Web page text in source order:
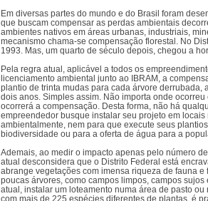
Em diversas partes do mundo e do Brasil foram
que buscam compensar as perdas ambientais
ambientes nativos em áreas urbanas, industriais,
mecanismo chama-se compensação florestal. No
1993. Mas, um quarto de século depois, chegou a
Pela regra atual, aplicável a todos os
licenciamento ambiental junto ao IBRAM, a
plantio de trinta mudas para cada árvore derrubada,
dois anos. Simples assim. Não importa onde
ocorrerá a compensação. Desta forma, não há
empreendedor busque instalar seu projeto em locais
ambientalmente, nem para que execute seus
biodiversidade ou para a oferta de água para a
Ademais, ao medir o impacto apenas pelo número
atual desconsidera que o Distrito Federal está
abrange vegetações com imensa riqueza de fauna e
poucas árvores, como campos limpos, campos
atual, instalar um loteamento numa área de pasto
com mais de 225 espécies diferentes de plantas, é